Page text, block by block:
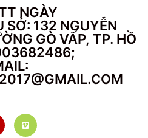
NGÀY
132 NGUYỄN
GÒ VẤP, TP. HỒ